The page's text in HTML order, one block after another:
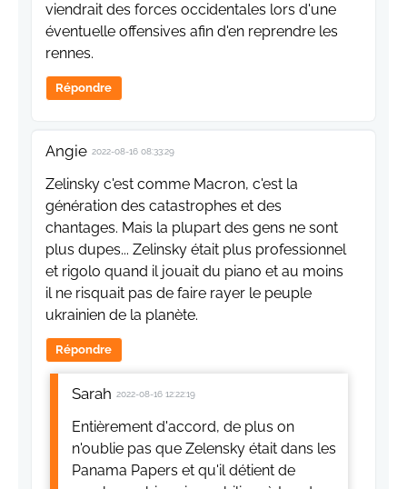
viendrait des forces occidentales lors d'une
éventuelle offensives afin d'en reprendre les
rennes.
Répondre
Angie 2022-08-16 08:33:29
Zelinsky c'est comme Macron, c'est la
génération des catastrophes et des
chantages. Mais la plupart des gens ne sont
plus dupes... Zelinsky était plus professionnel
et rigolo quand il jouait du piano et au moins
il ne risquait pas de faire rayer le peuple
ukrainien de la planète.
Répondre
Sarah 2022-08-16 12:22:19
Entièrement d'accord, de plus on
n'oublie pas que Zelensky était dans les
Panama Papers et qu'il détient de